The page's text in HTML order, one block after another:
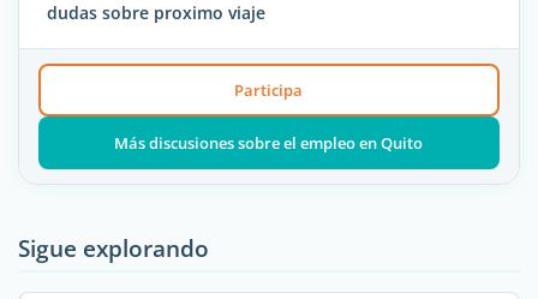
dudas sobre proximo viaje
Participa
Más discusiones sobre el empleo en Quito
Sigue explorando